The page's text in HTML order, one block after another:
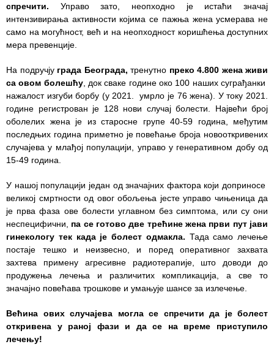
спречити. Управо зато, неопходно је истаћи значај
интензивирања активности којима се пажња жена усмерава не
само на могућност, већ и на неопходност коришћења доступних
мера превенције.
На подручју града Београда, тренутно преко 4.800 жена живи
са овом болешћу, док сваке године око 100 наших суграђанки
нажалост изгуби борбу (у 2021. умрло је 76 жена). У току 2021.
године регистрован је 128 нови случај болести. Највећи број
оболелих жена је из старосне групе 40-59 година, међутим
последњих година приметно је повећање броја новооткривених
случајева у млађој популацији, управо у генеративном добу од
15-49 година.
У нашој популацији један од значајних фактора који доприносе
великој смртности од овог обољења јесте управо чињеница да
је прва фаза ове болести углавном без симптома, или су они
неспецифични, па се готоводве трећине жена први пут јави
гинекологу тек када је болест одмакла. Тада само лечење
постаје тешко и неизвесно, и поред оперативног захвата
захтева примену агресивне радиотерапије, што доводи до
продужења лечења и различитих компликација, а све то
значајно повећава трошкове и умањује шансе за излечење.
Већина ових случајева могла се спречити да је болест
откривена у раној фази и да се на време приступило
лечењу!
запослених
Задовољство
корисника
Акредитација
Завода
Приговори
пацијената
УСЛУГЕ
ОДГОВОРИ
Заштита
права
пацијената
Права и
дужности
пацијената
За особе са
инвалидитетом